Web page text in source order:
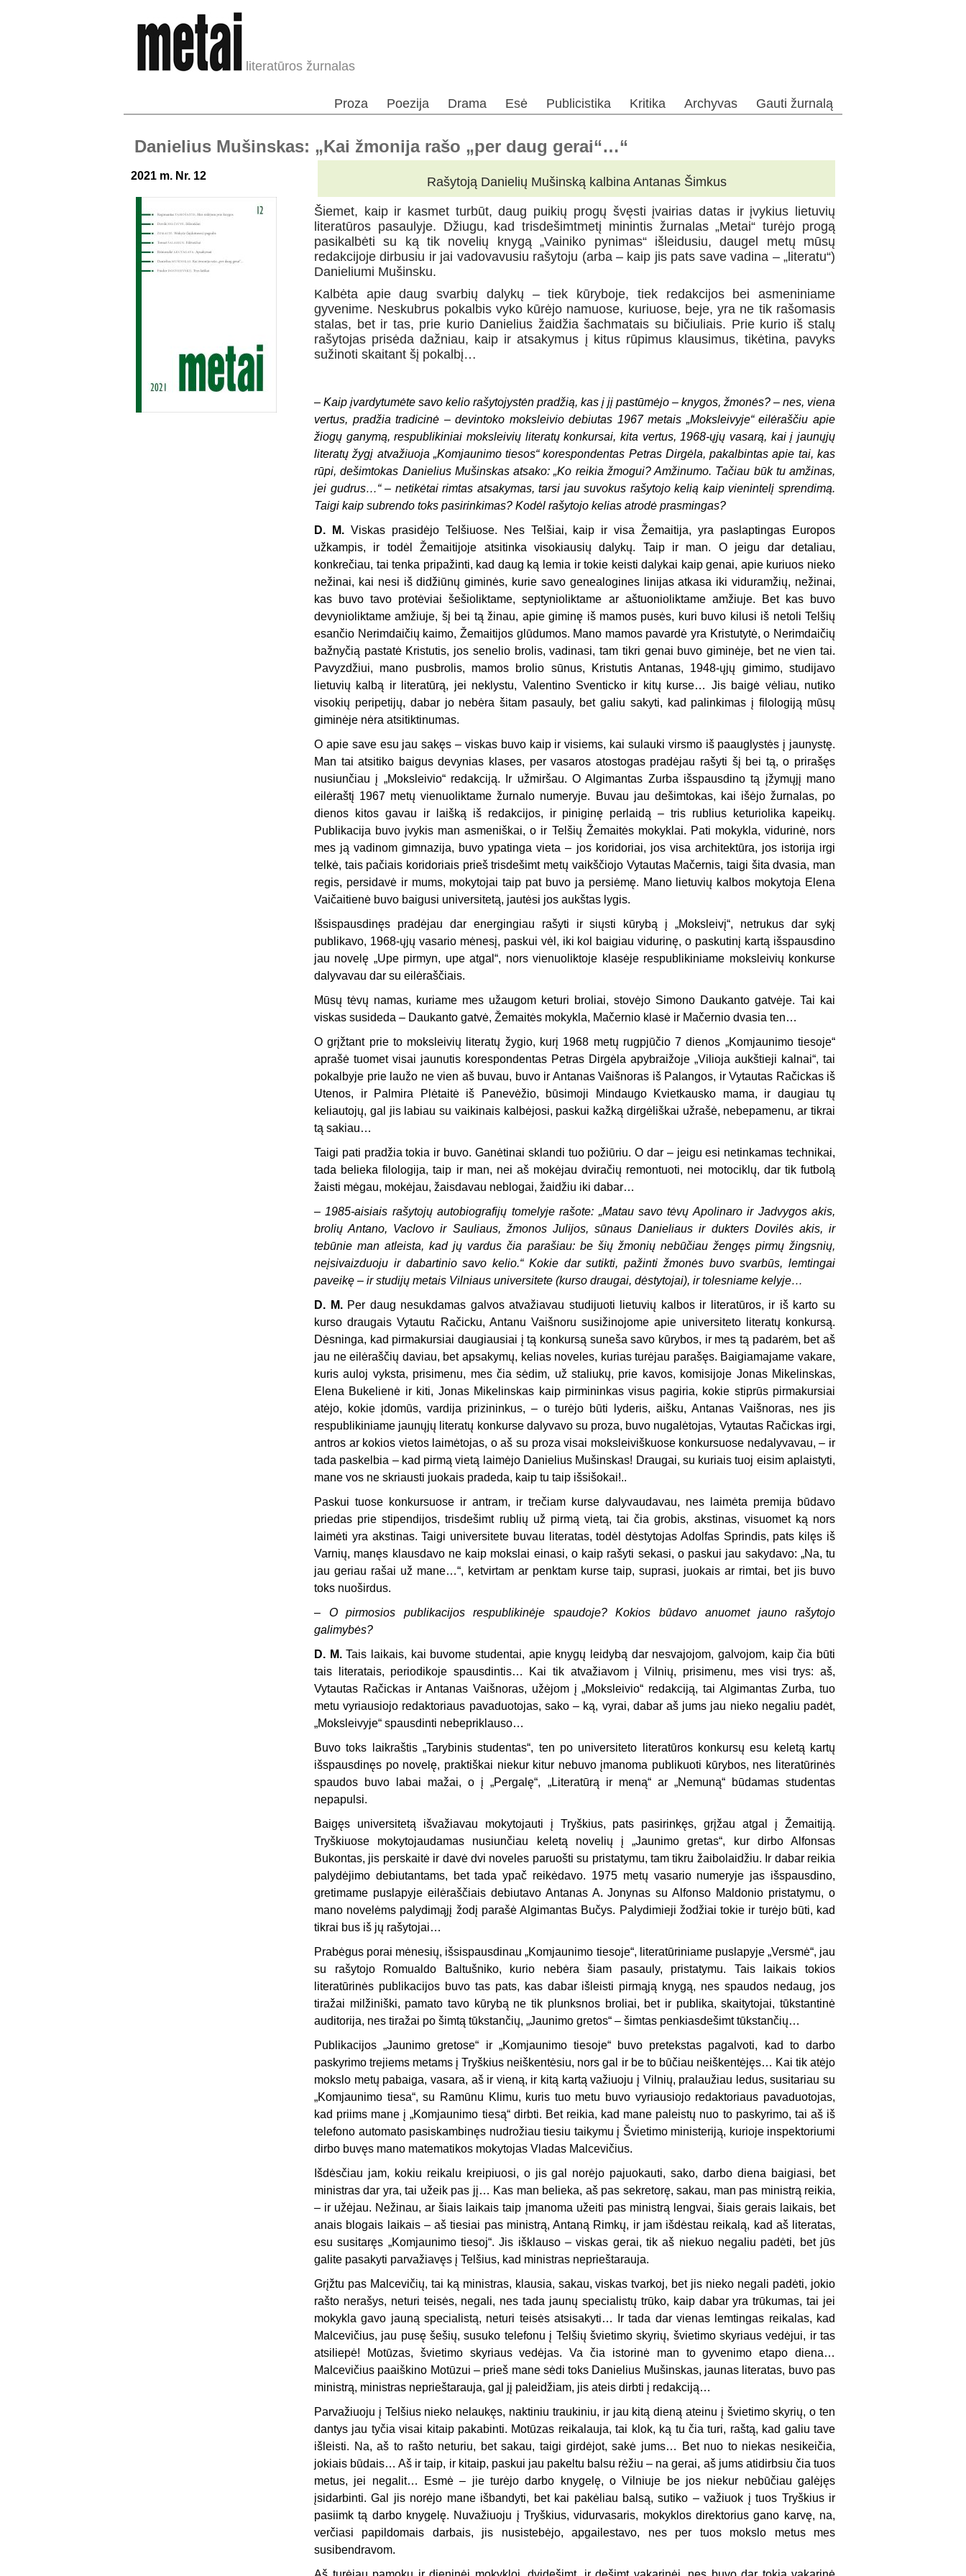
literatūros žurnalas
Proza Poezija Drama Esė Publicistika Kritika Archyvas Gauti žurnalą
Danielius Mušinskas: „Kai žmonija rašo „per daug gerai“…“
2021 m. Nr. 12 Rašytoją Danielių Mušinską kalbina Antanas Šimkus
Šiemet, kaip ir kasmet turbūt, daug puikių progų švęsti įvairias datas ir įvykius lietuvių
literatūros pasaulyje. Džiugu, kad trisdešimtmetį minintis žurnalas „Metai“ turėjo progą
pasikalbėti su ką tik novelių knygą „Vainiko pynimas“ išleidusiu, daugel metų mūsų
redakcijoje dirbusiu ir jai vadovavusiu rašytoju (arba – kaip jis pats save vadina – „literatu“)
Danieliumi Mušinsku.
Kalbėta apie daug svarbių dalykų – tiek kūryboje, tiek redakcijos bei asmeniniame
gyvenime. Neskubrus pokalbis vyko kūrėjo namuose, kuriuose, beje, yra ne tik rašomasis
stalas, bet ir tas, prie kurio Danielius žaidžia šachmatais su bičiuliais. Prie kurio iš stalų
rašytojas prisėda dažniau, kaip ir atsakymus į kitus rūpimus klausimus, tikėtina, pavyks
sužinoti skaitant šį pokalbį…
– Kaip įvardytumėte savo kelio rašytojystėn pradžią, kas į jį pastūmėjo – knygos, žmonės? – nes, viena
vertus, pradžia tradicinė – devintoko moksleivio debiutas 1967 metais „Moksleivyje“ eilėraščiu apie
žiogų ganymą, respublikiniai moksleivių literatų konkursai, kita vertus, 1968-ųjų vasarą, kai į jaunųjų
literatų žygį atvažiuoja „Komjaunimo tiesos“ korespondentas Petras Dirgėla, pakalbintas apie tai, kas
rūpi, dešimtokas Danielius Mušinskas atsako: „Ko reikia žmogui? Amžinumo. Tačiau būk tu amžinas,
jei gudrus…“ – netikėtai rimtas atsakymas, tarsi jau suvokus rašytojo kelią kaip vienintelį sprendimą.
Taigi kaip subrendo toks pasirinkimas? Kodėl rašytojo kelias atrodė prasmingas?
D. M.Viskas prasidėjo Telšiuose. Nes Telšiai, kaip ir visa Žemaitija, yra paslaptingas Europos
užkampis, ir todėl Žemaitijoje atsitinka visokiausių dalykų. Taip ir man. O jeigu dar detaliau,
konkrečiau, tai tenka pripažinti, kad daug ką lemia ir tokie keisti dalykai kaip genai, apie kuriuos nieko
nežinai, kai nesi iš didžiūnų giminės, kurie savo genealogines linijas atkasa iki viduramžių, nežinai,
kas buvo tavo protėviai šešioliktame, septynioliktame ar aštuonioliktame amžiuje. Bet kas buvo
devynioliktame amžiuje, šį bei tą žinau, apie giminę iš mamos pusės, kuri buvo kilusi iš netoli Telšių
esančio Nerimdaičių kaimo, Žemaitijos glūdumos. Mano mamos pavardė yra Kristutytė, o Nerimdaičių
bažnyčią pastatė Kristutis, jos senelio brolis, vadinasi, tam tikri genai buvo giminėje, bet ne vien tai.
Pavyzdžiui, mano pusbrolis, mamos brolio sūnus, Kristutis Antanas, 1948-ųjų gimimo, studijavo
lietuvių kalbą ir literatūrą, jei neklystu, Valentino Sventicko ir kitų kurse… Jis baigė vėliau, nutiko
visokių peripetijų, dabar jo nebėra šitam pasauly, bet galiu sakyti, kad palinkimas į filologiją mūsų
giminėje nėra atsitiktinumas.
O apie save esu jau sakęs – viskas buvo kaip ir visiems, kai sulauki virsmo iš paauglystės į jaunystę.
Man tai atsitiko baigus devynias klases, per vasaros atostogas pradėjau rašyti šį bei tą, o prirašęs
nusiunčiau į „Moksleivio“ redakciją. Ir užmiršau. O Algimantas Zurba išspausdino tą įžymųjį mano
eilėraštį 1967 metų vienuoliktame žurnalo numeryje. Buvau jau dešimtokas, kai išėjo žurnalas, po
dienos kitos gavau ir laišką iš redakcijos, ir piniginę perlaidą – tris rublius keturiolika kapeikų.
Publikacija buvo įvykis man asmeniškai, o ir Telšių Žemaitės mokyklai. Pati mokykla, vidurinė, nors
mes ją vadinom gimnazija, buvo ypatinga vieta – jos koridoriai, jos visa architektūra, jos istorija irgi
telkė, tais pačiais koridoriais prieš trisdešimt metų vaikščiojo Vytautas Mačernis, taigi šita dvasia, man
regis, persidavė ir mums, mokytojai taip pat buvo ja persiėmę. Mano lietuvių kalbos mokytoja Elena
Vaičaitienė buvo baigusi universitetą, jautėsi jos aukštas lygis.
Išsispausdinęs pradėjau dar energingiau rašyti ir siųsti kūrybą į „Moksleivį“, netrukus dar sykį
publikavo, 1968-ųjų vasario mėnesį, paskui vėl, iki kol baigiau vidurinę, o paskutinį kartą išspausdino
jau novelę „Upe pirmyn, upe atgal“, nors vienuoliktoje klasėje respublikiniame moksleivių konkurse
dalyvavau dar su eilėraščiais.
Mūsų tėvų namas, kuriame mes užaugom keturi broliai, stovėjo Simono Daukanto gatvėje. Tai kai
viskas susideda – Daukanto gatvė, Žemaitės mokykla, Mačernio klasė ir Mačernio dvasia ten…
O grįžtant prie to moksleivių literatų žygio, kurį 1968 metų rugpjūčio 7 dienos „Komjaunimo tiesoje“
aprašė tuomet visai jaunutis korespondentas Petras Dirgėla apybraižoje „Vilioja aukštieji kalnai“, tai
pokalbyje prie laužo ne vien aš buvau, buvo ir Antanas Vaišnoras iš Palangos, ir Vytautas Račickas iš
Utenos, ir Palmira Plėtaitė iš Panevėžio, būsimoji Mindaugo Kvietkausko mama, ir daugiau tų
keliautojų, gal jis labiau su vaikinais kalbėjosi, paskui kažką dirgėliškai užrašė, nebepamenu, ar tikrai
tą sakiau…
Taigi pati pradžia tokia ir buvo. Ganėtinai sklandi tuo požiūriu. O dar – jeigu esi netinkamas technikai,
tada belieka filologija, taip ir man, nei aš mokėjau dviračių remontuoti, nei motociklų, dar tik futbolą
žaisti mėgau, mokėjau, žaisdavau neblogai, žaidžiu iki dabar…
– 1985-aisiais rašytojų autobiografijų tomelyje rašote: „Matau savo tėvų Apolinaro ir Jadvygos akis,
brolių Antano, Vaclovo ir Sauliaus, žmonos Julijos, sūnaus Danieliaus ir dukters Dovilės akis, ir
tebūnie man atleista, kad jų vardus čia parašiau: be šių žmonių nebūčiau žengęs pirmų žingsnių,
neįsivaizduoju ir dabartinio savo kelio.“ Kokie dar sutikti, pažinti žmonės buvo svarbūs, lemtingai
paveikę – ir studijų metais Vilniaus universitete (kurso draugai, dėstytojai), ir tolesniame kelyje…
D. M.Per daug nesukdamas galvos atvažiavau studijuoti lietuvių kalbos ir literatūros, ir iš karto su
kurso draugais Vytautu Račicku, Antanu Vaišnoru susižinojome apie universiteto literatų konkursą.
Dėsninga, kad pirmakursiai daugiausiai į tą konkursą suneša savo kūrybos, ir mes tą padarėm, bet aš
jau ne eilėraščių daviau, bet apsakymų, kelias noveles, kurias turėjau parašęs. Baigiamajame vakare,
kuris auloj vyksta, prisimenu, mes čia sėdim, už staliukų, prie kavos, komisijoje Jonas Mikelinskas,
Elena Bukelienė ir kiti, Jonas Mikelinskas kaip pirmininkas visus pagiria, kokie stiprūs pirmakursiai
atėjo, kokie įdomūs, vardija prizininkus, – o turėjo būti lyderis, aišku, Antanas Vaišnoras, nes jis
respublikiniame jaunųjų literatų konkurse dalyvavo su proza, buvo nugalėtojas, Vytautas Račickas irgi,
antros ar kokios vietos laimėtojas, o aš su proza visai moksleiviškuose konkursuose nedalyvavau, – ir
tada paskelbia – kad pirmą vietą laimėjo Danielius Mušinskas! Draugai, su kuriais tuoj eisim aplaistyti,
mane vos ne skriausti juokais pradeda, kaip tu taip išsišokai!..
Paskui tuose konkursuose ir antram, ir trečiam kurse dalyvaudavau, nes laimėta premija būdavo
priedas prie stipendijos, trisdešimt rublių už pirmą vietą, tai čia grobis, akstinas, visuomet ką nors
laimėti yra akstinas. Taigi universitete buvau literatas, todėl dėstytojas Adolfas Sprindis, pats kilęs iš
Varnių, manęs klausdavo ne kaip mokslai einasi, o kaip rašyti sekasi, o paskui jau sakydavo: „Na, tu
jau geriau rašai už mane…“, ketvirtam ar penktam kurse taip, suprasi, juokais ar rimtai, bet jis buvo
toks nuoširdus.
– O pirmosios publikacijos respublikinėje spaudoje? Kokios būdavo anuomet jauno rašytojo
galimybės?
D. M.Tais laikais, kai buvome studentai, apie knygų leidybą dar nesvajojom, galvojom, kaip čia būti
tais literatais, periodikoje spausdintis… Kai tik atvažiavom į Vilnių, prisimenu, mes visi trys: aš,
Vytautas Račickas ir Antanas Vaišnoras, užėjom į „Moksleivio“ redakciją, tai Algimantas Zurba, tuo
metu vyriausiojo redaktoriaus pavaduotojas, sako – ką, vyrai, dabar aš jums jau nieko negaliu padėt,
„Moksleivyje“ spausdinti nebepriklauso…
Buvo toks laikraštis „Tarybinis studentas“, ten po universiteto literatūros konkursų esu keletą kartų
išspausdinęs po novelę, praktiškai niekur kitur nebuvo įmanoma publikuoti kūrybos, nes literatūrinės
spaudos buvo labai mažai, o į „Pergalę“, „Literatūrą ir meną“ ar „Nemuną“ būdamas studentas
nepapulsi.
Baigęs universitetą išvažiavau mokytojauti į Tryškius, pats pasirinkęs, grįžau atgal į Žemaitiją.
Tryškiuose mokytojaudamas nusiunčiau keletą novelių į „Jaunimo gretas“, kur dirbo Alfonsas
Bukontas, jis perskaitė ir davė dvi noveles paruošti su pristatymu, tam tikru žaibolaidžiu. Ir dabar reikia
palydėjimo debiutantams, bet tada ypač reikėdavo. 1975 metų vasario numeryje jas išspausdino,
gretimame puslapyje eilėraščiais debiutavo Antanas A. Jonynas su Alfonso Maldonio pristatymu, o
mano novelėms palydimąjį žodį parašė Algimantas Bučys. Palydimieji žodžiai tokie ir turėjo būti, kad
tikrai bus iš jų rašytojai…
Prabėgus porai mėnesių, išsispausdinau „Komjaunimo tiesoje“, literatūriniame puslapyje „Versmė“, jau
su rašytojo Romualdo Baltušniko, kurio nebėra šiam pasauly, pristatymu. Tais laikais tokios
literatūrinės publikacijos buvo tas pats, kas dabar išleisti pirmąją knygą, nes spaudos nedaug, jos
tiražai milžiniški, pamato tavo kūrybą ne tik plunksnos broliai, bet ir publika, skaitytojai, tūkstantinė
auditorija, nes tiražai po šimtą tūkstančių, „Jaunimo gretos“ – šimtas penkiasdešimt tūkstančių…
Publikacijos „Jaunimo gretose“ ir „Komjaunimo tiesoje“ buvo pretekstas pagalvoti, kad to darbo
paskyrimo trejiems metams į Tryškius neiškentėsiu, nors gal ir be to būčiau neiškentėjęs… Kai tik atėjo
mokslo metų pabaiga, vasara, aš ir vieną, ir kitą kartą važiuoju į Vilnių, pralaužiau ledus, susitariau su
„Komjaunimo tiesa“, su Ramūnu Klimu, kuris tuo metu buvo vyriausiojo redaktoriaus pavaduotojas,
kad priims mane į „Komjaunimo tiesą“ dirbti. Bet reikia, kad mane paleistų nuo to paskyrimo, tai aš iš
telefono automato pasiskambinęs nudrožiau tiesiu taikymu į Švietimo ministeriją, kurioje inspektoriumi
dirbo buvęs mano matematikos mokytojas Vladas Malcevičius.
Išdėsčiau jam, kokiu reikalu kreipiuosi, o jis gal norėjo pajuokauti, sako, darbo diena baigiasi, bet
ministras dar yra, tai užeik pas jį… Kas man belieka, aš pas sekretorę, sakau, man pas ministrą reikia,
– ir užėjau. Nežinau, ar šiais laikais taip įmanoma užeiti pas ministrą lengvai, šiais gerais laikais, bet
anais blogais laikais – aš tiesiai pas ministrą, Antaną Rimkų, ir jam išdėstau reikalą, kad aš literatas,
esu susitaręs „Komjaunimo tiesoj“. Jis išklauso – viskas gerai, tik aš niekuo negaliu padėti, bet jūs
galite pasakyti parvažiavęs į Telšius, kad ministras neprieštarauja.
Grįžtu pas Malcevičių, tai ką ministras, klausia, sakau, viskas tvarkoj, bet jis nieko negali padėti, jokio
rašto nerašys, neturi teisės, negali, nes tada jaunų specialistų trūko, kaip dabar yra trūkumas, tai jei
mokykla gavo jauną specialistą, neturi teisės atsisakyti… Ir tada dar vienas lemtingas reikalas, kad
Malcevičius, jau pusę šešių, susuko telefonu į Telšių švietimo skyrių, švietimo skyriaus vedėjui, ir tas
atsiliepė! Motūzas, švietimo skyriaus vedėjas. Va čia istorinė man to gyvenimo etapo diena…
Malcevičius paaiškino Motūzui – prieš mane sėdi toks Danielius Mušinskas, jaunas literatas, buvo pas
ministrą, ministras neprieštarauja, gal jį paleidžiam, jis ateis dirbti į redakciją…
Parvažiuoju į Telšius nieko nelaukęs, naktiniu traukiniu, ir jau kitą dieną ateinu į švietimo skyrių, o ten
dantys jau tyčia visai kitaip pakabinti. Motūzas reikalauja, tai klok, ką tu čia turi, raštą, kad galiu tave
išleisti. Na, aš to rašto neturiu, bet sakau, taigi girdėjot, sakė jums… Bet nuo to niekas nesikeičia,
jokiais būdais… Aš ir taip, ir kitaip, paskui jau pakeltu balsu rėžiu – na gerai, aš jums atidirbsiu čia tuos
metus, jei negalit… Esmė – jie turėjo darbo knygelę, o Vilniuje be jos niekur nebūčiau galėjęs
įsidarbinti. Gal jis norėjo mane išbandyti, bet kai pakėliau balsą, sutiko – važiuok į tuos Tryškius ir
pasiimk tą darbo knygelę. Nuvažiuoju į Tryškius, vidurvasaris, mokyklos direktorius gano karvę, na,
verčiasi papildomais darbais, jis nusistebėjo, apgailestavo, nes per tuos mokslo metus mes
susibendravom.